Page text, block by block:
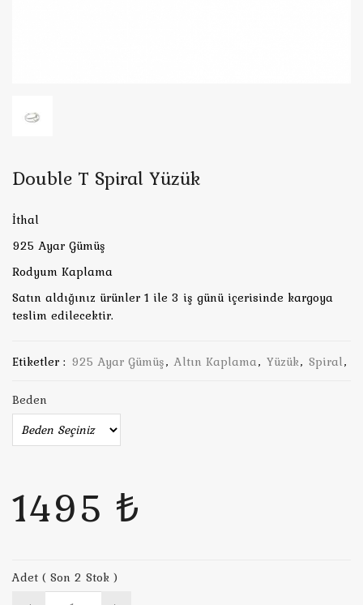
Double T Spiral Yüzük
İthal
925 Ayar Gümüş
Rodyum Kaplama
Satın aldığınız ürünler 1 ile 3 iş günü içerisinde kargoya
teslim edilecektir.
Etiketler : 925 Ayar Gümüş, Altın Kaplama, Yüzük, Spiral,
Beden
1495 ₺
Adet ( Son 2 Stok )